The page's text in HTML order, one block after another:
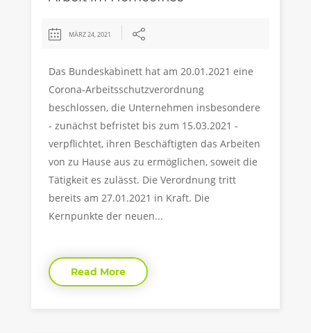
MÄRZ 24, 2021
Das Bundeskabinett hat am 20.01.2021 eine
Corona-Arbeitsschutzverordnung
beschlossen, die Unternehmen insbesondere
- zunächst befristet bis zum 15.03.2021 -
verpflichtet, ihren Beschäftigten das Arbeiten
von zu Hause aus zu ermöglichen, soweit die
Tätigkeit es zulässt. Die Verordnung tritt
bereits am 27.01.2021 in Kraft. Die
Kernpunkte der neuen...
Read More